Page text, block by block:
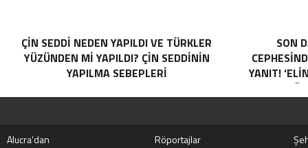
ÇIN SEDDI NEDEN YAPILDI VE TÜRKLER
YÜZÜNDEN MI YAPILDI? ÇIN SEDDININ
YAPILMA SEBEPLERI
SON
YANIT!
Alucra’dan Röportajlar